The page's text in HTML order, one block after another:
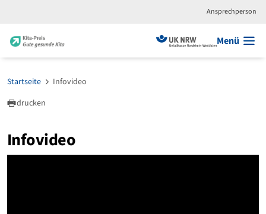
Ansprechperson
Menü
Startseite
Infovideo
drucken
Infovideo